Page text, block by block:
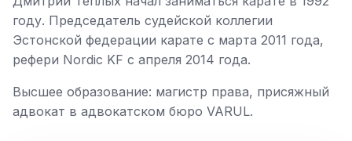
году. Председатель судейской коллегии
Эстонской федерации карате с марта 2011 года,
рефери Nordic KF с апреля 2014 года.
Высшее образование: магистр права, присяжный
адвокат в адвокатском бюро VARUL.